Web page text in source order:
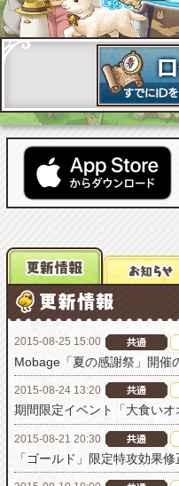
2015-08-25 15:00
Mobage「夏の感謝祭」開催
2015-08-24 13:20
2015-08-21 20:30
「ゴールド」限定特攻効果